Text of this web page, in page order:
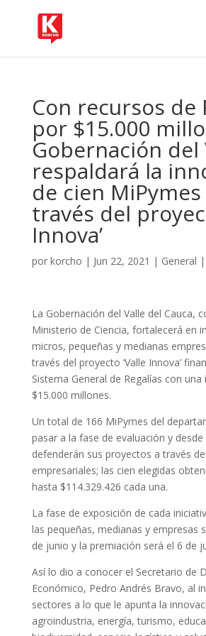
Con recursos de
por $15.000
Gobernación del
respaldará la
de cien MiPymes
través del
Innova’
por korcho | Jun 22, 2021 | General |
La Gobernación del Valle del Cauca,
Ministerio de Ciencia, fortalecerá en
micros, pequeñas y medianas
través del proyecto ‘Valle Innova’
Sistema General de Regalías con una
$15.000 millones.
Un total de 166 MiPymes del
pasar a la fase de evaluación y
defenderán sus proyectos a través
empresariales; las cien elegidas
hasta $114.329.426 cada una.
La fase de exposición de cada
las pequeñas, medianas y empresas
de junio y la premiación será el 6 de
Así lo dio a conocer el Secretario de
Económico, Pedro Andrés Bravo, al
sectores a lo que le apunta la
agroindustria, energía, turismo,